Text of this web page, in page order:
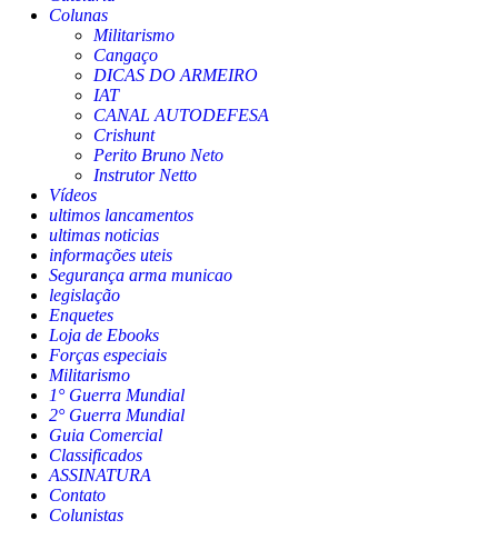
Colunas
Militarismo
Cangaço
DICAS DO ARMEIRO
IAT
CANAL AUTODEFESA
Crishunt
Perito Bruno Neto
Instrutor Netto
Vídeos
ultimos lancamentos
ultimas noticias
informações uteis
Segurança arma municao
legislação
Enquetes
Loja de Ebooks
Forças especiais
Militarismo
1° Guerra Mundial
2° Guerra Mundial
Guia Comercial
Classificados
ASSINATURA
Contato
Colunistas